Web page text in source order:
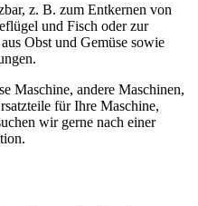
z. B. zum Entkernen von
und Fisch oder zur
Obst und Gemüse sowie
Maschine, andere Maschinen,
für Ihre Maschine,
wir gerne nach einer